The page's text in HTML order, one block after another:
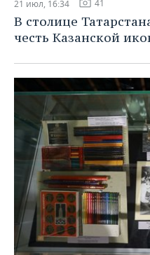
21 июл, 16:34 41
В столице
честь Казанской